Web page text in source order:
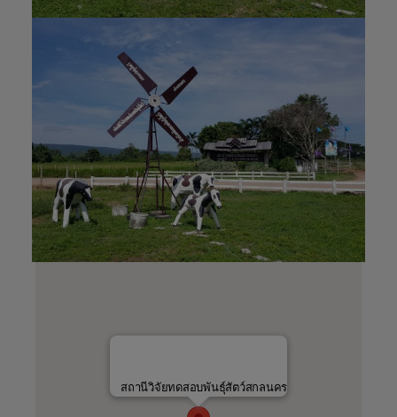
สถานีวิจัยทดสอบพันธุ์สัตว์สกลนคร